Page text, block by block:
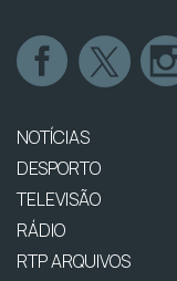
NOTÍCIAS
DESPORTO
TELEVISÃO
RÁDIO
RTP ARQUIVOS